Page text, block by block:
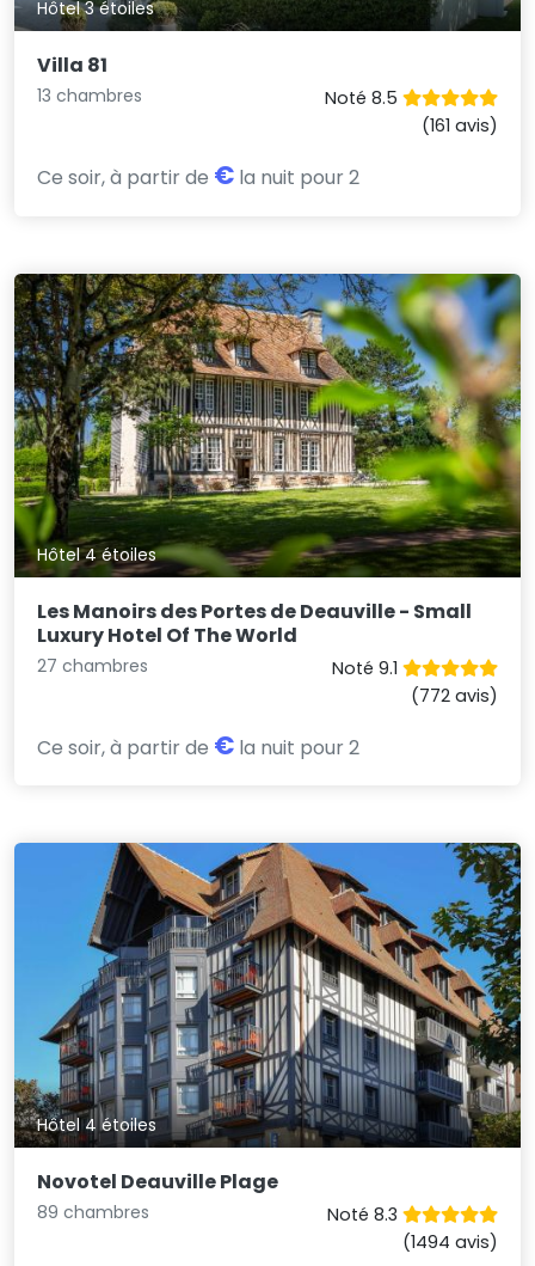
Hôtel 3 étoiles
Villa 81
13 chambres
Noté 8.5
(161 avis)
Ce soir, à partir de € la nuit pour 2
Hôtel 4 étoiles
Les Manoirs des Portes de Deauville - Small
Luxury Hotel Of The World
27 chambres
Noté 9.1
(772 avis)
Ce soir, à partir de € la nuit pour 2
Hôtel 4 étoiles
Novotel Deauville Plage
89 chambres
Noté 8.3
(1494 avis)